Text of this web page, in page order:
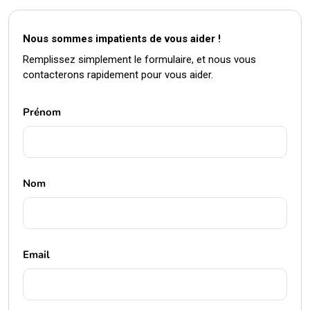
Prénom
Nom
Email
Téléphone